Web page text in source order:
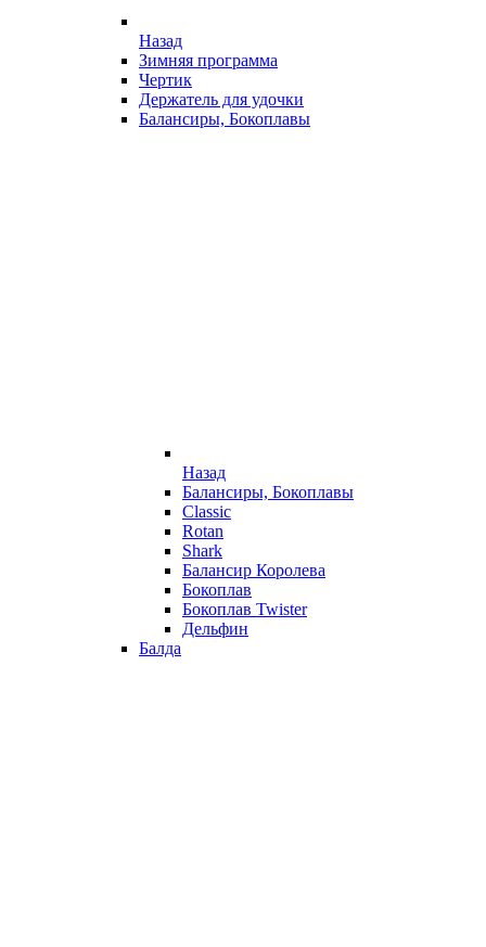
Назад
Зимняя программа
Чертик
Держатель для удочки
Балансиры, Бокоплавы
Назад
Балансиры, Бокоплавы
Classic
Rotan
Shark
Балансир Королева
Бокоплав
Бокоплав Twister
Дельфин
Балда